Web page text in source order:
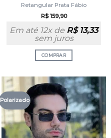
Retangular Prata Fábio
R$159,90
Em até 12x de R$13,33
sem juros
COMPRAR
Polarizado